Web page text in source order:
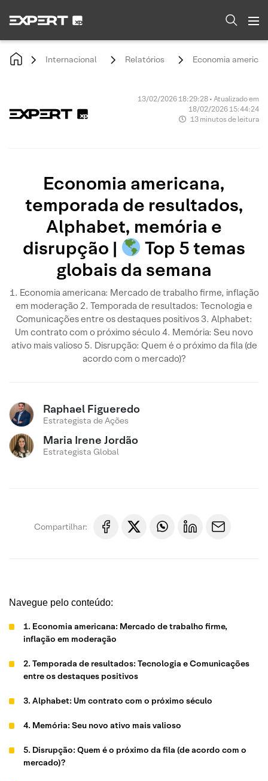
Internacional Relatórios Economia
13/02/2026 18:29:28 • Atualizado em
18/02/2026 15:44:24
13 minutos de leitura
Economia americana,
temporada de resultados,
Alphabet, memória e
disrupção |
Top 5 temas
globais da semana
1. Economia americana: Mercado de trabalho firme, inflação
em moderação 2. Temporada de resultados: Tecnologia e
Comunicações entre os destaques positivos 3. Alphabet:
Um contrato com o próximo século 4. Memória: Seu novo
ativo mais valioso 5. Disrupção: Quem é o próximo da fila (de
acordo com o mercado)?
Raphael Figueredo
Estrategista de Ações
Maria Irene Jordão
Estrategista Global
Compartilhar:
Navegue pelo conteúdo:
1. Economia americana: Mercado de trabalho firme,
inflação em moderação
2. Temporada de resultados: Tecnologia e Comunicações
entre os destaques positivos
3. Alphabet: Um contrato com o próximo século
4. Memória: Seu novo ativo mais valioso
5. Disrupção: Quem é o próximo da fila (de acordo com o
mercado)?